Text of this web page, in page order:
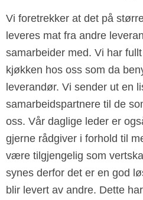
Vi foretrekker at det på
leveres mat fra andre
samarbeider med. Vi har
kjøkken hos oss som da
leverandør. Vi sender ut en
samarbeidspartnere til de
oss. Vår daglige leder er
gjerne rådgiver i forhold til
være tilgjengelig som
synes derfor det er en god
blir levert av andre. Dette